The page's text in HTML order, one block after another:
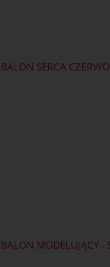
BALON SERCA
BALON MODELUJĄCY -